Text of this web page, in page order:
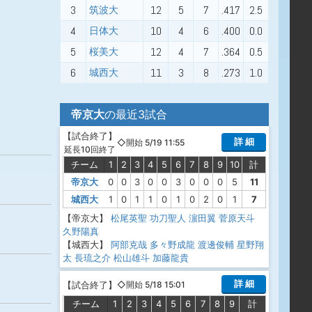
3 筑波大 12 5 7 .417
2.5
4
日体大 10 4 6 .400
0.0
5
桜美大 12 4 7 .364
0.5
6
城西大 11 3 8 .273 1.0
帝京大の最近3試合
【試合終了】
延長10回終了
◇開始 5/19 11:55 詳 細
チーム 1 2 3 4 5 6 7 8 9 10
計
帝京大
0 0 3 0 0 3 0 0 0 5
11
城西大
1 0 1 1 0 1 0 2 0 1
7
【帝京大】
松尾英聖 功刀聖人 濵田翼 菅原天斗
久野陽真
【城西大】
阿部克哉 多々野成龍 渡邊俊輔 星野翔
太 長琉之介 松山雄斗 加藤龍貴
【試合終了】 ◇開始 5/18 15:01
詳 細
チーム
1 2 3 4 5 6 7 8 9 計